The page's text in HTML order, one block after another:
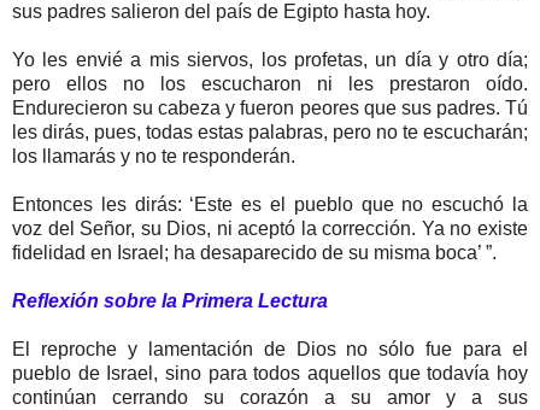
sus padres salieron del país de Egipto hasta hoy.
Yo les envié a mis siervos, los profetas, un día y otro día;
pero ellos no los escucharon ni les prestaron oído.
Endurecieron su cabeza y fueron peores que sus padres. Tú
les dirás, pues, todas estas palabras, pero no te escucharán;
los llamarás y no te responderán.
Entonces les dirás: ‘Este es el pueblo que no escuchó la
voz del Señor, su Dios, ni aceptó la corrección. Ya no existe
fidelidad en Israel; ha desaparecido de su misma boca’ ”.
Reflexión sobre la Primera Lectura
El reproche y lamentación de Dios no sólo fue para el
pueblo de Israel, sino para todos aquellos que todavía hoy
continúan cerrando su corazón a su amor y a sus